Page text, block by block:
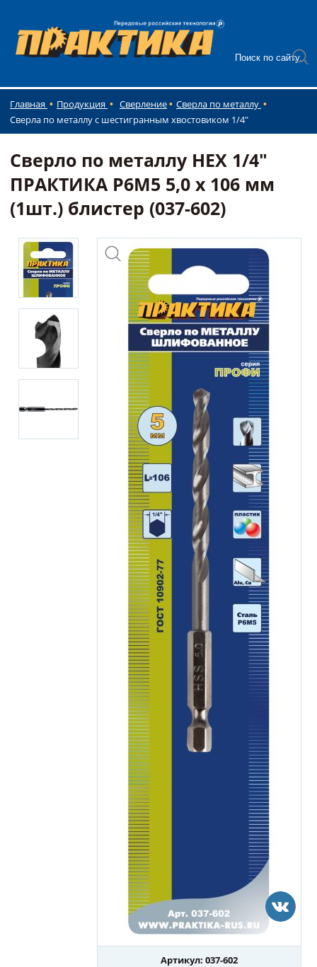
Главная Продукция Сверление
Сверла по металлу
Сверла по металлу с шестигранным хвостовиком 1/4"
Сверло по металлу HEX 1/4"
ПРАКТИКА Р6М5 5,0 х 106 мм
(1шт.) блистер (037-602)
Артикул: 037-602